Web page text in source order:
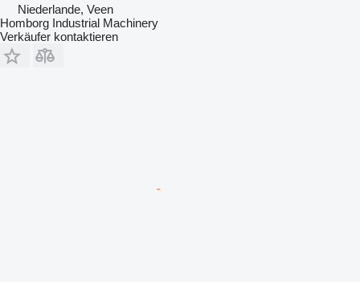
Niederlande, Veen
Homborg Industrial Machinery
Verkäufer kontaktieren